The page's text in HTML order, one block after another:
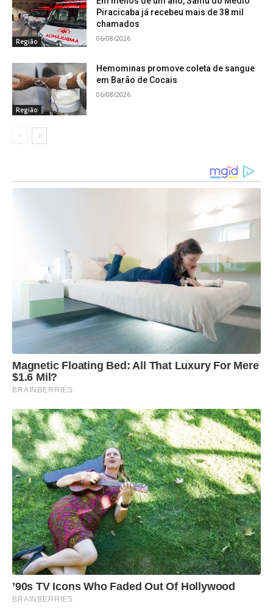
Região
Piracicaba já recebeu mais de 38 mil
chamados
06/08/2026
Região
Hemominas promove coleta de sangue
em Barão de Cocais
06/08/2026
Magnetic Floating Bed: All That Luxury For Mere
$1.6 Mil?
BRAINBERRIES
’90s TV Icons Who Faded Out Of Hollywood
BRAINBERRIES